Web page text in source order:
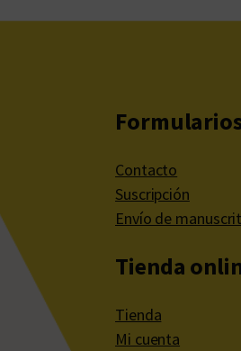
Contacto
Suscripción
Envío de
Tienda
Tienda
Mi cuenta